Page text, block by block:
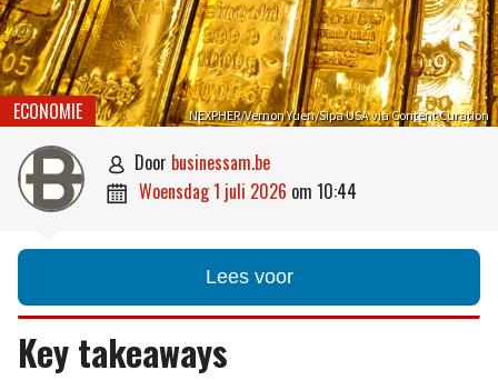
NEXPHER/Vernon Yuen/Sipa USA via Content Curation
ECONOMIE
 door businessam.be
 woensdag 1 juli 2026 om 10:44
Lees voor
Key takeaways